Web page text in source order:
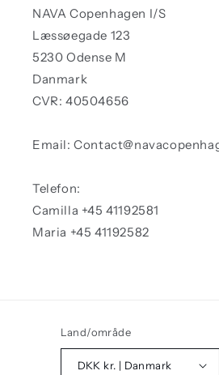
NAVA Copenhagen I/S
Læssøegade 123
5230 Odense M
Danmark
CVR: 40504656
Email:
Telefon:
Camilla +45 41192581
Maria +45 41192582
Land/område
DKK kr. | Danmark